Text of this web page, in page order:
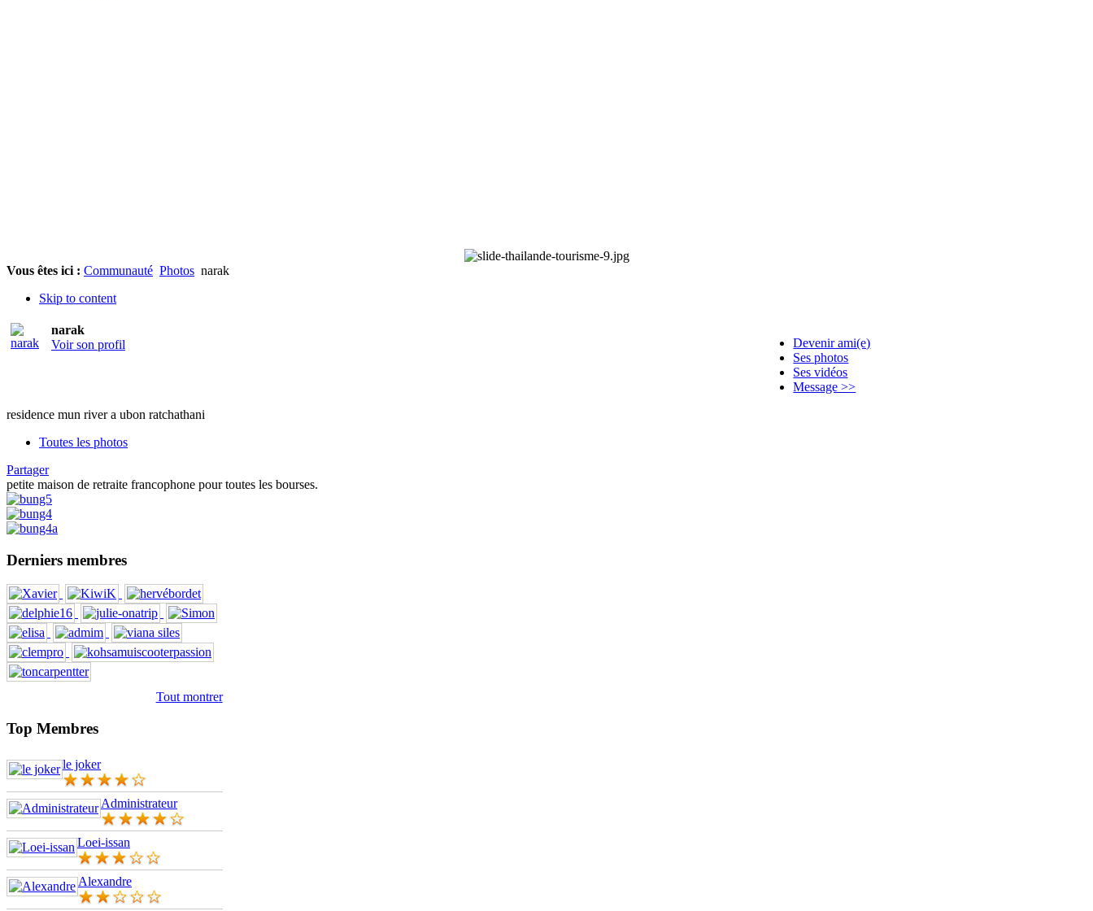
Vous êtes ici : Communauté Photos narak
Skip to content
narak
Voir son profil
Devenir ami(e)
Ses photos
Ses vidéos
Message >>
residence mun river a ubon ratchathani
Toutes les photos
Partager
petite maison de retraite francophone pour toutes les bourses.
Derniers membres
Tout montrer
Top Membres
le joker
Administrateur
Loei-issan
Alexandre